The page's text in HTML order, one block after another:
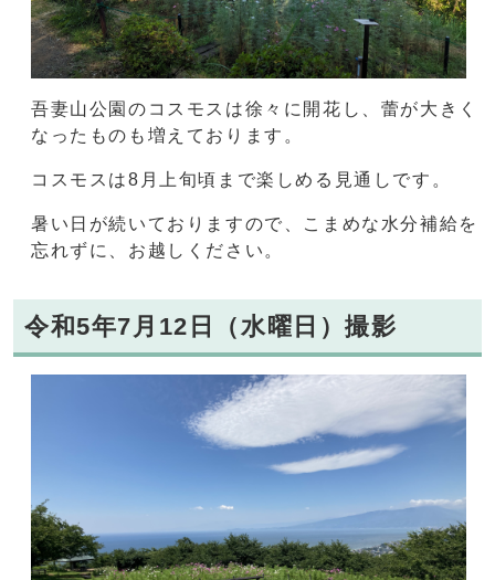
吾妻山公園のコスモスは徐々に開花し、蕾が大きく
なったものも増えております。
コスモスは8月上旬頃まで楽しめる見通しです。
暑い日が続いておりますので、こまめな水分補給を
忘れずに、お越しください。
令和5年7月12日（水曜日）撮影